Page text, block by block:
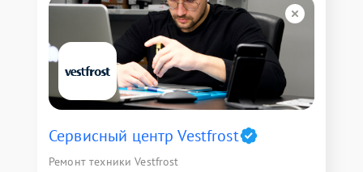
Сервисный центр Vestfrost
Ремонт техники Vestfrost